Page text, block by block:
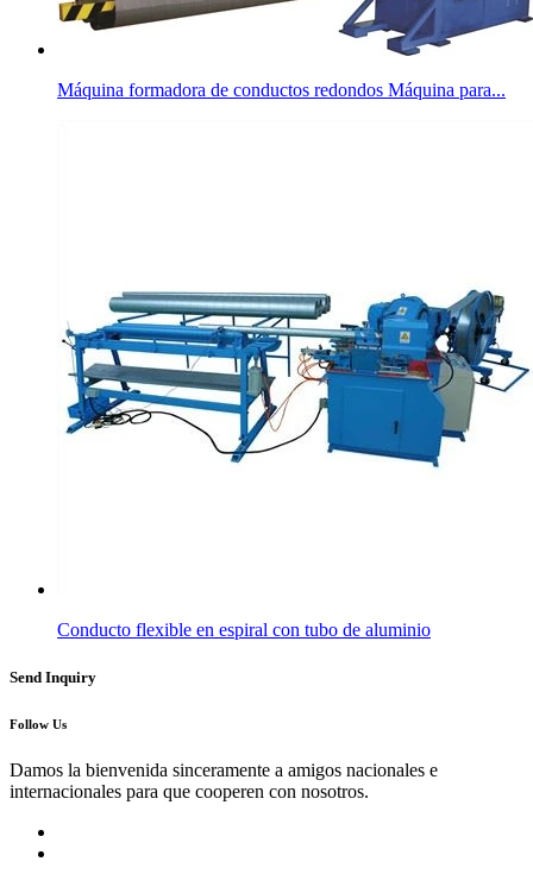
Máquina formadora de conductos redondos Máquina para...
Conducto flexible en espiral con tubo de aluminio
Send Inquiry
Follow Us
Damos la bienvenida sinceramente a amigos nacionales e
internacionales para que cooperen con nosotros.